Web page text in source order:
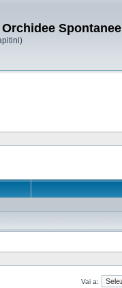
Spontanee
Vai a: